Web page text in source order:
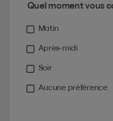
Quel moment vous
Matin
Après-midi
Soir
Aucune préférence